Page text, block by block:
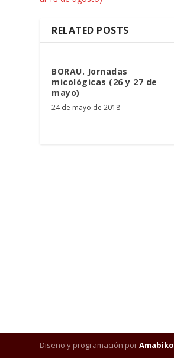
RELATED POSTS
BORAU. Jornadas
micológicas (26 y 27 de
mayo)
24 de mayo de 2018
Diseño y programación porAmabiko